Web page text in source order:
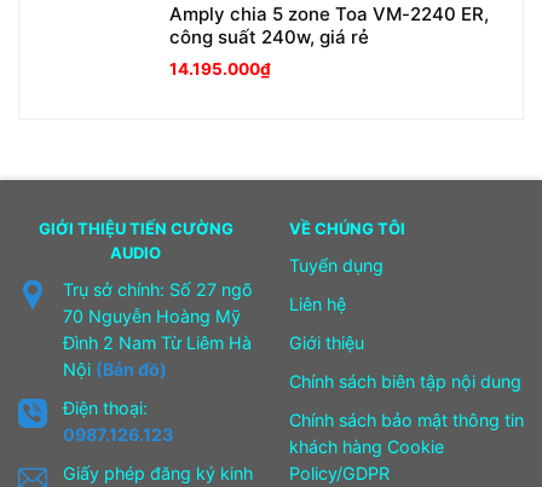
Amply chia 5 zone Toa VM-2240 ER,
công suất 240w, giá rẻ
14.195.000₫
GIỚI THIỆU TIẾN CƯỜNG
AUDIO
Trụ sở chính: Số 27 ngõ
70 Nguyễn Hoàng Mỹ
Đình 2 Nam Từ Liêm Hà
Nội (Bản đồ)
Điện thoại:
0987.126.123
Giấy phép đăng ký kinh
VỀ CHÚNG TÔI
Tuyển dụng
Liên hệ
Giới thiệu
Chính sách biên tập nội dung
Chính sách bảo mật thông tin
khách hàng Cookie
Policy/GDPR